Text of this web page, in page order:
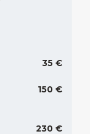
35 €
150 €
230 €